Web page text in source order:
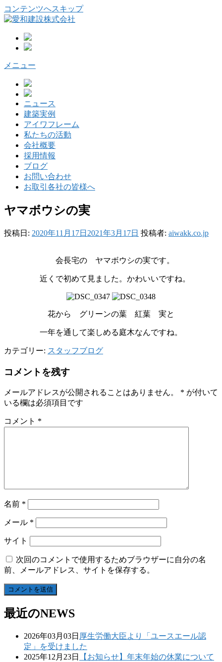
コンテンツへスキップ
メニュー
ニュース
建築実例
アイワフレーム
私たちの活動
会社概要
採用情報
ブログ
お問い合わせ
お取引各社の皆様へ
ヤマボウシの実
投稿日: 2020年11月17日 2021年3月17日 投稿者: aiwakk.co.jp
会長宅の ヤマボウシの実です。
近くで初めて見ました。かわいいですね。
花から グリーンの葉 紅葉 実と
一年を通して楽しめる庭木なんですね。
カテゴリー: スタッフブログ
コメントを残す
メールアドレスが公開されることはありません。 * が付いて
いる欄は必須項目です
コメント *
名前 *
メール *
サイト
次回のコメントで使用するためブラウザーに自分の名
前、メールアドレス、サイトを保存する。
最近のNEWS
2026年03月03日 厚生労働大臣より「ユースエール認
定」を受けました
2025年12月23日
【お知らせ】年末年始の休業について